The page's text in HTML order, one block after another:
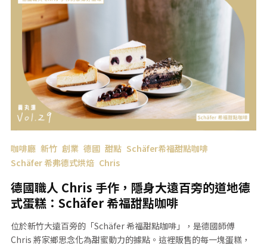
咖啡廳 新竹 創業 德國 甜點 Schäfer希福甜點咖啡
Schäfer 希弗德式烘焙 Chris
德國職人 Chris 手作，隱身大遠百旁的道地德
式蛋糕：Schäfer 希福甜點咖啡
位於新竹大遠百旁的「Schäfer 希福甜點咖啡」，是德國師傅
Chris 將家鄉思念化為甜蜜動力的據點。這裡販售的每一塊蛋糕，